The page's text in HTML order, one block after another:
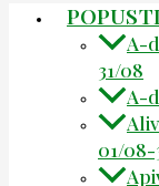
POPUSTI
A-
31/08
A-
01/08-